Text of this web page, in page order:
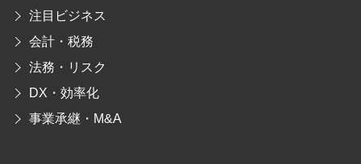
注目ビジネス
会計・税務
法務・リスク
DX・効率化
事業承継・M&A